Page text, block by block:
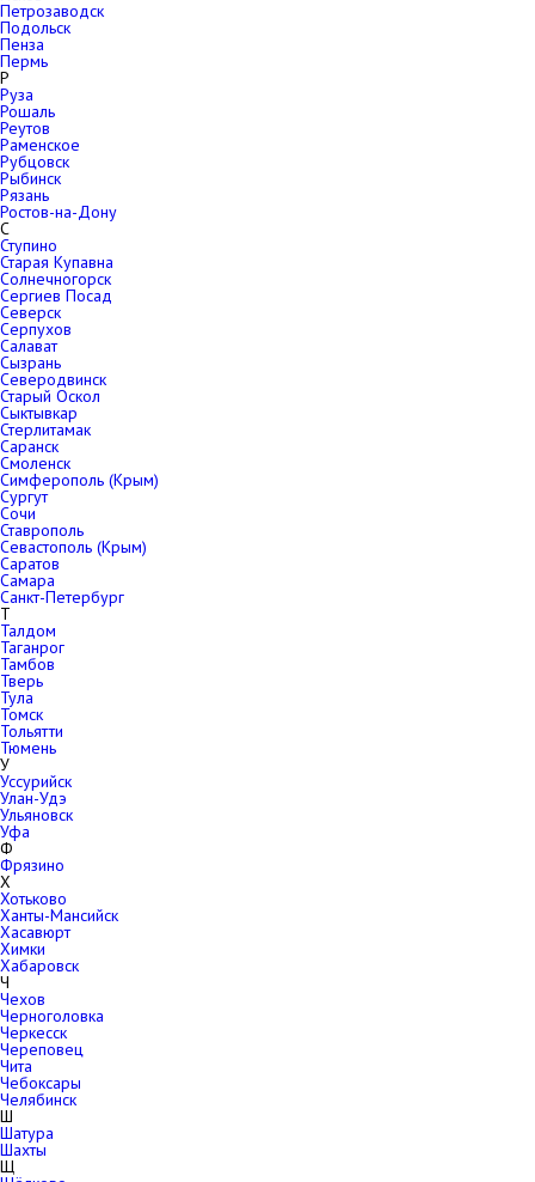
Петрозаводск
Подольск
Пенза
Пермь
Р
Руза
Рошаль
Реутов
Раменское
Рубцовск
Рыбинск
Рязань
Ростов-на-Дону
С
Ступино
Старая Купавна
Солнечногорск
Сергиев Посад
Северск
Серпухов
Салават
Сызрань
Северодвинск
Старый Оскол
Сыктывкар
Стерлитамак
Саранск
Смоленск
Симферополь (Крым)
Сургут
Сочи
Ставрополь
Севастополь (Крым)
Саратов
Самара
Санкт-Петербург
Т
Талдом
Таганрог
Тамбов
Тверь
Тула
Томск
Тольятти
Тюмень
У
Уссурийск
Улан-Удэ
Ульяновск
Уфа
Ф
Фрязино
Х
Хотьково
Ханты-Мансийск
Хасавюрт
Химки
Хабаровск
Ч
Чехов
Черноголовка
Черкесск
Череповец
Чита
Чебоксары
Челябинск
Ш
Шатура
Шахты
Щ